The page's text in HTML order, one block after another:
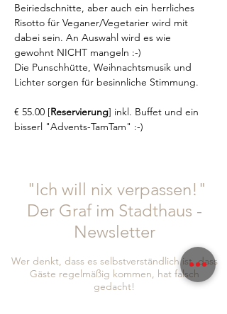
Beiriedschnitte, aber auch ein herrliches
Risotto für Veganer/Vegetarier wird mit
dabei sein. An Auswahl wird es wie
gewohnt NICHT mangeln :-)
Die Punschhütte, Weihnachtsmusik und
Lichter sorgen für besinnliche Stimmung.
€ 55.00 [Reservierung] inkl. Buffet und ein
bisserl "Advents-TamTam" :-)
"Ich will nix verpassen!"
Der Graf im Stadthaus -
Newsletter
Wer denkt, dass es selbstverständlich ist, dass
Gäste regelmäßig kommen, hat falsch
gedacht!